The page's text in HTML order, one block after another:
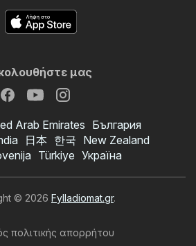
μας
Arab Emirates България
日本 한국 New Zealand
Türkiye Україна
© 2026 Fylladiomat.gr.
πολιτικής απορρήτου